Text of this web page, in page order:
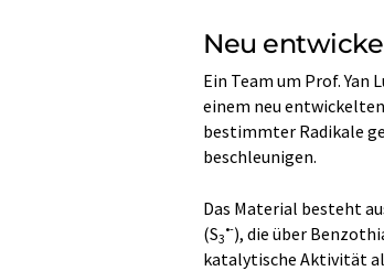
Neu
Ein Team um Prof.
einem neu
bestimmter Radikale
beschleunigen.
Das Material besteht
(S3
•-), die über
katalytische Aktivität